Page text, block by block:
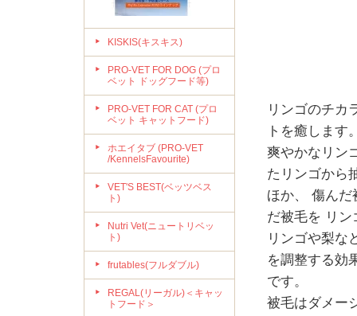
KISKIS(キスキス)
PRO-VET FOR DOG (プロ
ベット ドッグフード等)
PRO-VET FOR CAT (プロ
ベット キャットフード)
ホエイタブ (PRO-VET
/KennelsFavourite)
VET'S BEST(ベッツベス
ト)
Nutri Vet(ニュートリベッ
ト)
frutables(フルダブル)
REGAL(リーガル)＜キャッ
トフード＞
リンゴのチカ
トを癒します
爽やかなリン
たリンゴから
ほか、 傷ん
だ被毛を リン
リンゴや梨な
を調整する効
です。
被毛はダメー